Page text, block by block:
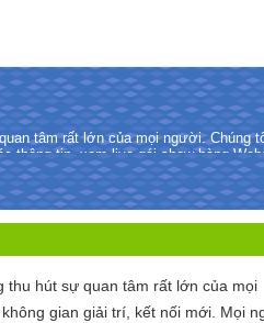
tâm rất lớn của mọi người. Chúng
thông tin, xem live gái show hàng
thu hút sự quan tâm rất lớn của mọi
gian giải trí, kết nối mới. Mọi